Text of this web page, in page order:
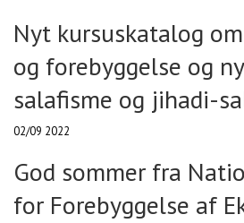
Nyt kursuskatalog
og forebyggelse og
salafisme og jihadi-
02/09 2022
God sommer fra
for Forebyggelse af